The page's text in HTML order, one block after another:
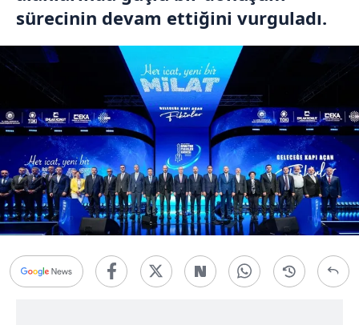
sürecinin devam ettiğini vurguladı.